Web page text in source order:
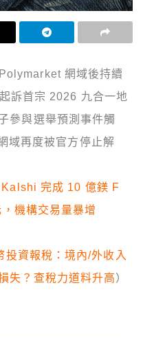
網域後持續
訴首宗 2026 九合一地
參與選舉預測事件觸
域再度被官方停止解
Kalshi 完成 10 億鎂 F
機構交易量暴增
投資報稅：境內/外收入
失？查稅力道料升高）